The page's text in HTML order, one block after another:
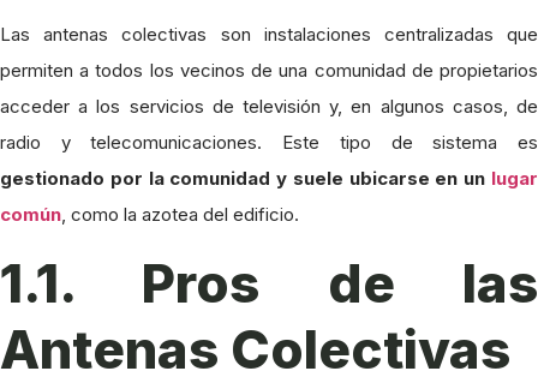
Las antenas colectivas son instalaciones centralizadas que
permiten a todos los vecinos de una comunidad de propietarios
acceder a los servicios de televisión y, en algunos casos, de
radio y telecomunicaciones. Este tipo de sistema es
gestionado por la comunidad y suele ubicarse en un lugar
común, como la azotea del edificio.
1.1. Pros de las
Antenas Colectivas